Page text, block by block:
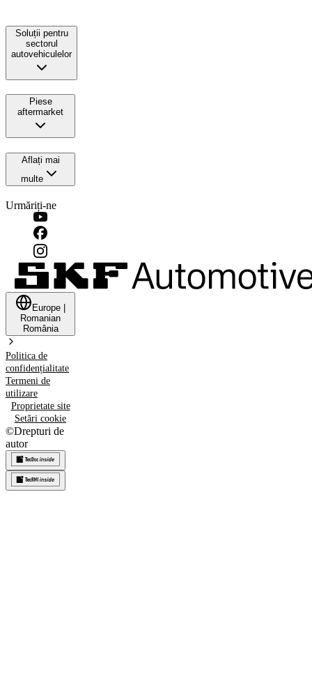
Soluții pentru
sectorul
autovehiculelor
Piese
aftermarket
Aflați mai
multe
Urmăriți-ne
Europe
Romanian
România
Politica de
confidențialitate
Termeni de
utilizare
Proprietate site
Setări cookie
©Drepturi de
autor